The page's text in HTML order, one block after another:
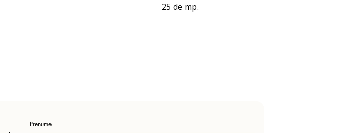
25 de mp.
Prenume